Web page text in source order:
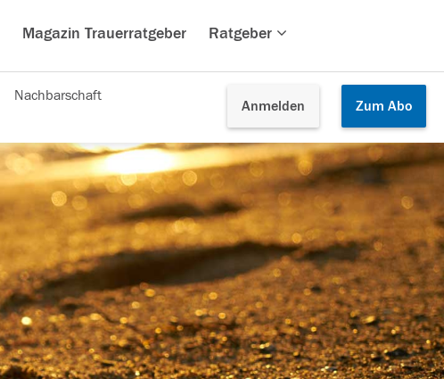
Magazin Trauerratgeber Ratgeber
Anmelden Zum Abo
Nachbarschaft